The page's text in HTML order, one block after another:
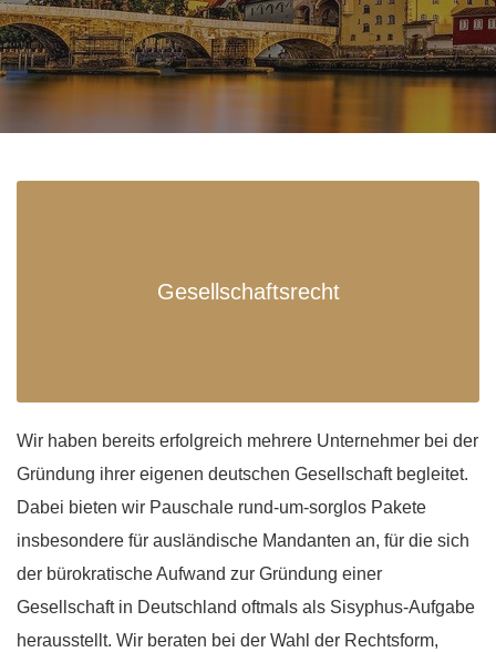
Gesellschaftsrecht
Wir haben bereits erfolgreich mehrere Unternehmer bei der
Gründung ihrer eigenen deutschen Gesellschaft begleitet.
Dabei bieten wir Pauschale rund-um-sorglos Pakete
insbesondere für ausländische Mandanten an, für die sich
der bürokratische Aufwand zur Gründung einer
Gesellschaft in Deutschland oftmals als Sisyphus-Aufgabe
herausstellt. Wir beraten bei der Wahl der Rechtsform,